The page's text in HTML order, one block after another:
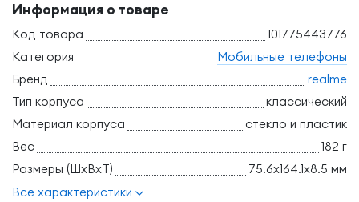
Информация о товаре
Код товара
101775443776
Категория
Мобильные телефоны
Бренд
realme
Тип корпуса
классический
Материал корпуса
стекло и пластик
Вес
182 г
Размеры (ШxВxТ)
75.6x164.1x8.5 мм
Все характеристики